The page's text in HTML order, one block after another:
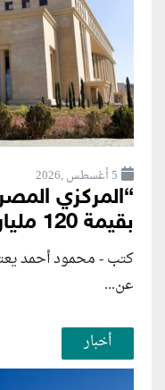
5 أغسطس ,2026
“المركزي
بقيمة 120 مليار جنيه...
كتب - محمود أحمد
عن...
أخبار